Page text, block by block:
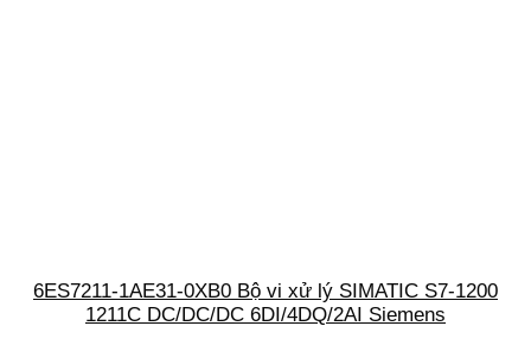
6ES7211-1AE31-0XB0 Bộ vi xử lý SIMATIC S7-1200
1211C DC/DC/DC 6DI/4DQ/2AI Siemens